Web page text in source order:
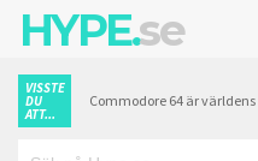
HYPE.se
VISSTE
DU
ATT...
Commodore 64 är